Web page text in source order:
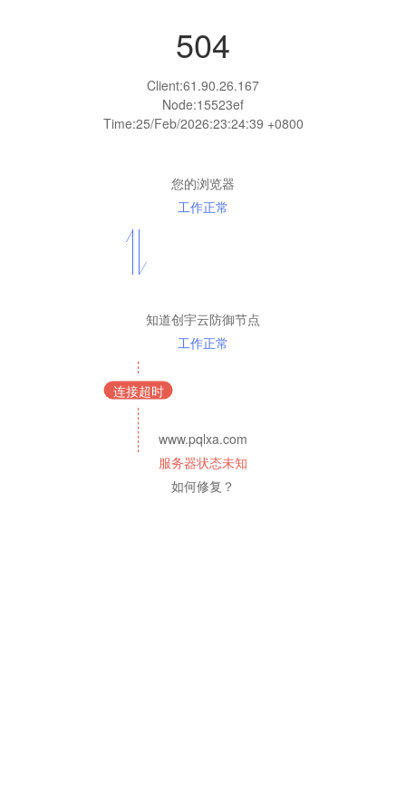
504
Client:61.90.26.167
Node:15523ef
Time:25/Feb/2026:23:24:39 +0800
您的浏览器
工作正常
知道创宇云防御节点
工作正常
连接超时
www.pqlxa.com
服务器状态未知
如何修复？